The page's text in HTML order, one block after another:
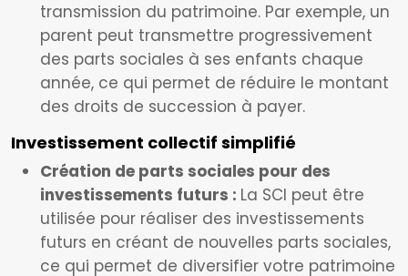
transmission du patrimoine. Par exemple, un
parent peut transmettre progressivement
des parts sociales à ses enfants chaque
année, ce qui permet de réduire le montant
des droits de succession à payer.
Investissement collectif simplifié
Création de parts sociales pour des
investissements futurs : La SCI peut être
utilisée pour réaliser des investissements
futurs en créant de nouvelles parts sociales,
ce qui permet de diversifier votre patrimoine